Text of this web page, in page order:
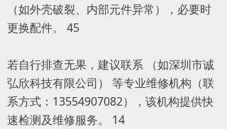
（如外壳破裂、内部元件异常），必要时
更换配件。 ‌45
若自行排查无果，建议联系 （如深圳市诚
弘欣科技有限公司） 等专业维修机构（联
系方式：13554907082），该机构提供快
速检测及维修服务。 ‌14